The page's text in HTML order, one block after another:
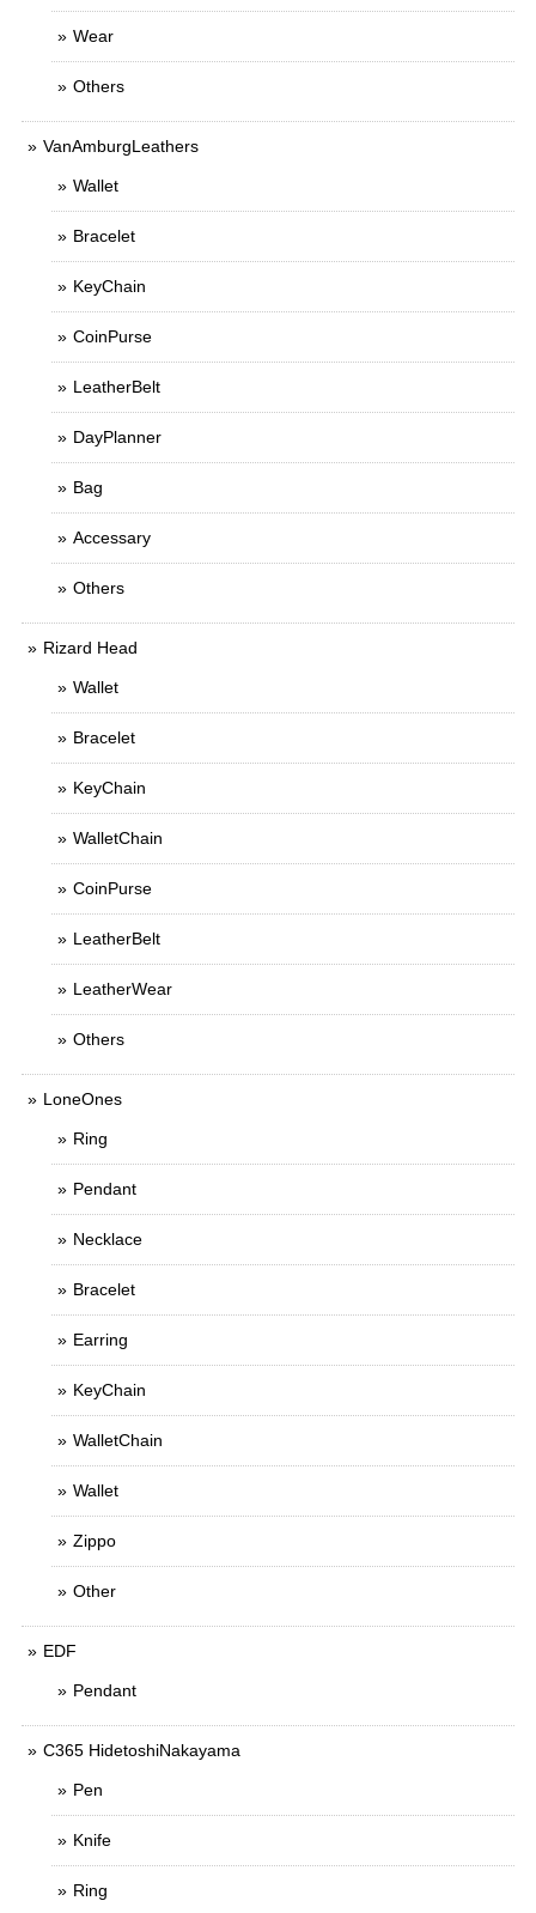
Wear
Others
VanAmburgLeathers
Wallet
Bracelet
KeyChain
CoinPurse
LeatherBelt
DayPlanner
Bag
Accessary
Others
Rizard Head
Wallet
Bracelet
KeyChain
WalletChain
CoinPurse
LeatherBelt
LeatherWear
Others
LoneOnes
Ring
Pendant
Necklace
Bracelet
Earring
KeyChain
WalletChain
Wallet
Zippo
Other
EDF
Pendant
C365 HidetoshiNakayama
Pen
Knife
Ring